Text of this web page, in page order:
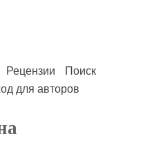
Рецензии
Поиск
для авторов